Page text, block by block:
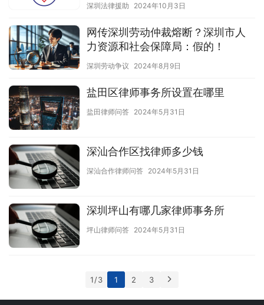
深圳法律援助 2024年10月3日
网传深圳劳动仲裁熔断？深圳市人
力资源和社会保障局：假的！
深圳劳动争议 2024年8月9日
盐田区律师事务所设置在哪里
盐田律师问答 2024年5月31日
深汕合作区找律师多少钱
深汕合作律师问答 2024年5月31日
深圳坪山有哪几家律师事务所
坪山律师问答 2024年5月31日
1 / 3 1 2 3